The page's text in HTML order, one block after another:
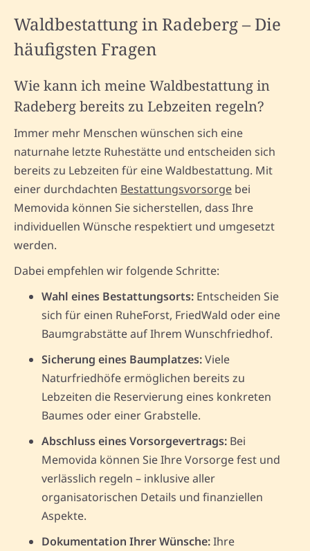
Waldbestattung in Radeberg – Die
häufigsten Fragen
Wie kann ich meine Waldbestattung in
Radeberg bereits zu Lebzeiten regeln?
Immer mehr Menschen wünschen sich eine
naturnahe letzte Ruhestätte und entscheiden sich
bereits zu Lebzeiten für eine Waldbestattung. Mit
einer durchdachten Bestattungsvorsorge bei
Memovida können Sie sicherstellen, dass Ihre
individuellen Wünsche respektiert und umgesetzt
werden.
Dabei empfehlen wir folgende Schritte:
Wahl eines Bestattungsorts: Entscheiden Sie
sich für einen RuheForst, FriedWald oder eine
Baumgrabstätte auf Ihrem Wunschfriedhof.
Sicherung eines Baumplatzes:Viele
Naturfriedhöfe ermöglichen bereits zu
Lebzeiten die Reservierung eines konkreten
Baumes oder einer Grabstelle.
Abschluss eines Vorsorgevertrags: Bei
Memovida können Sie Ihre Vorsorge fest und
verlässlich regeln – inklusive aller
organisatorischen Details und finanziellen
Aspekte.
Dokumentation Ihrer Wünsche:Ihre